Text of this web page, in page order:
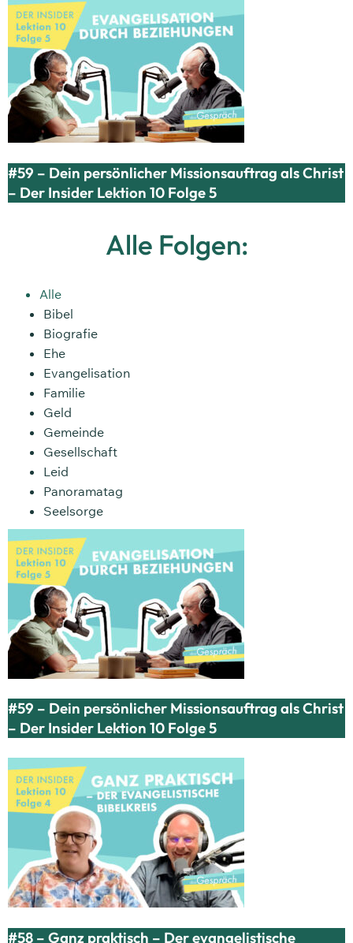
#59 – Dein persönlicher Missionsauftrag als Christ
– Der Insider Lektion 10 Folge 5
Alle Folgen:
Alle
Bibel
Biografie
Ehe
Evangelisation
Familie
Geld
Gemeinde
Gesellschaft
Leid
Panoramatag
Seelsorge
#59 – Dein persönlicher Missionsauftrag als Christ
– Der Insider Lektion 10 Folge 5
#58 – Ganz praktisch – Der evangelistische